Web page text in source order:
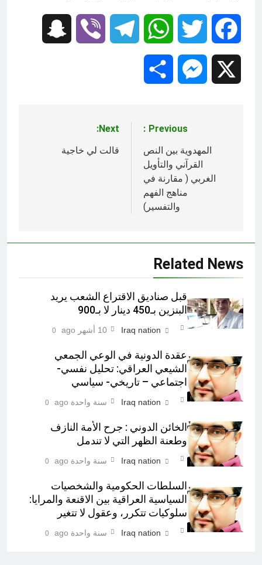
Facebook
Twitter
WhatsApp
Telegram
Viber
Messenger
المقالات
Previous:
المهدوية بين النص
القرآني والتأويل
الغربي ( مقارنة في
مناهج الفهم
والتفسير)
Next:
قالت لي خاجية
Related News
قبل صناديق الاقتراع الشعب يريد
البنزين بـ450 دينار لا بـ900
Iraq nation 10 أشهر ago 0
عقدة الدونية في الوعي الجمعي
الشيعي العراقي: تحليل نفسي-
اجتماعي – تاريخي- سياسي
Iraq nation سنة واحدة ago 0
الخائن الدوني : جرح الأمة النازف
وطعنة الظهر التي لا تندمل
Iraq nation سنة واحدة ago 0
السلطات الحكومية والشخصيات
السياسية العراقية بين الاقنعة والمرايا:
سلوكيات تتكرر، وعقول لا تتغير
Iraq nation سنة واحدة ago 0